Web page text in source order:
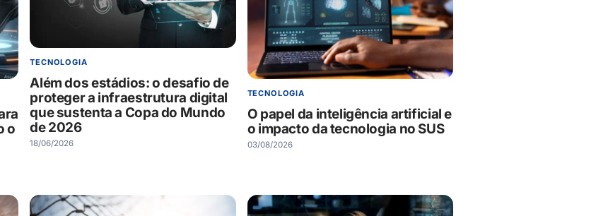
o
TECNOLOGIA
Além dos estádios: o desafio de
proteger a infraestrutura digital
que sustenta a Copa do Mundo
de 2026
18/06/2026
TECNOLOGIA
O papel da inteligência artificial e
o impacto da tecnologia no SUS
03/08/2026